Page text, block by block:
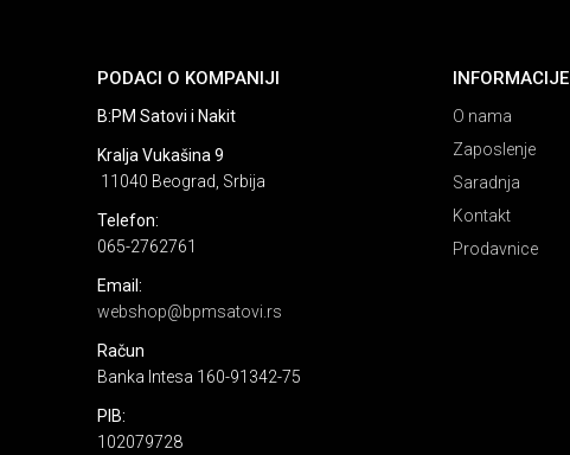
PODACI O KOMPANIJI
B:PM Satovi i Nakit
Kralja Vukašina 9
11040 Beograd, Srbija
Telefon:
065-2762761
Email:
webshop@bpmsatovi.rs
Račun
Banka Intesa 160-91342-75
PIB:
102079728
INFORMACIJE
O nama
Zaposlenje
Saradnja
Kontakt
Prodavnice